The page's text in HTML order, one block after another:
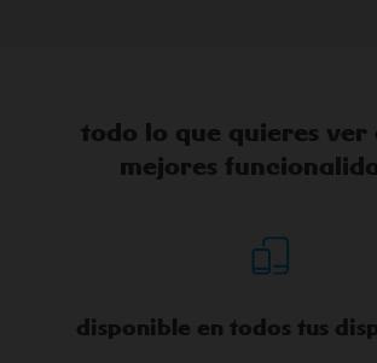
todo lo que quieres ver
mejores
disponible en todos tus